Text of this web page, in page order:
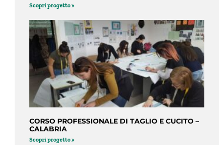
Scopri progetto »
CORSO PROFESSIONALE DI TAGLIO E CUCITO –
CALABRIA
Scopri progetto »